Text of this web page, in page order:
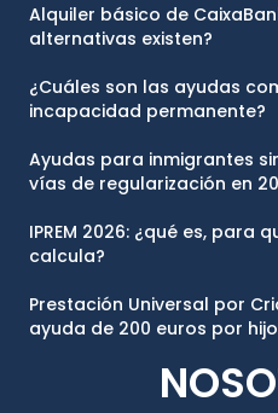
Alquiler básico de
alternativas existen?
¿Cuáles son las ayudas
incapacidad permanente?
Ayudas para inmigrantes
vías de regularización en
IPREM 2026: ¿qué es, para
calcula?
Prestación Universal por
ayuda de 200 euros por